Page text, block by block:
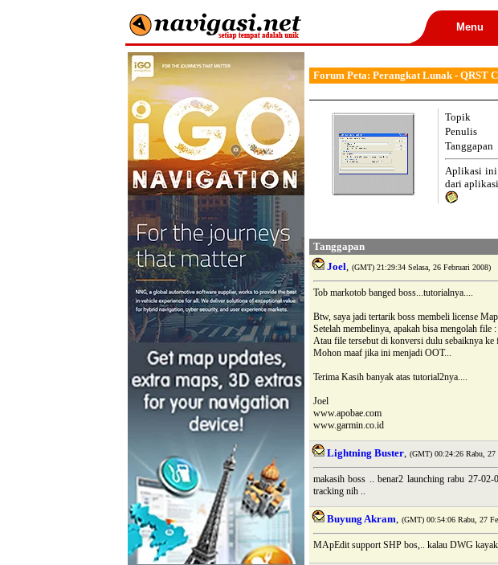
Menu
Forum Peta: Perangkat Lunak - QRST
Topik
Penulis
Tanggapan
Aplikasi ini
dari
Tanggapan
Joel, (GMT) 21:29:34 Selasa, 26 Februari 2008)
Tob markotob banged boss...tutorialnya....
Btw, saya jadi tertarik boss membeli license
Setelah membelinya, apakah bisa mengolah file
Atau file tersebut di konversi dulu sebaiknya
Mohon maaf jika ini menjadi OOT...
Terima Kasih banyak atas tutorial2nya....
Joel
www.apobae.com
www.garmin.co.id
Lightning Buster, (GMT) 00:24:26 Rabu, 27
makasih boss .. benar2 launching rabu 27-
tracking nih ..
Buyung Akram, (GMT) 00:54:06 Rabu, 27
MApEdit support SHP bos,.. kalau DWG